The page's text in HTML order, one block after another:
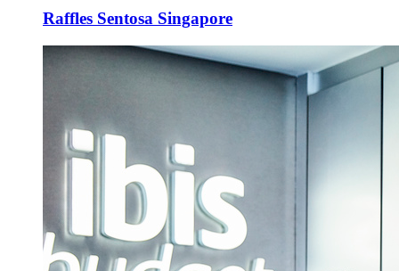
Raffles Sentosa Singapore